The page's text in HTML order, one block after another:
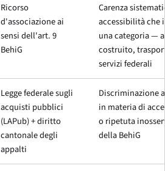
Ricorso
d'associazione ai
sensi dell'art. 9
BehiG
Carenza
accessibilità che
una categoria —
costruito,
servizi federali
Legge federale sugli
acquisti pubblici
(LAPub) + diritto
cantonale degli
appalti
Discriminazione
in materia di
o ripetuta
della BehiG